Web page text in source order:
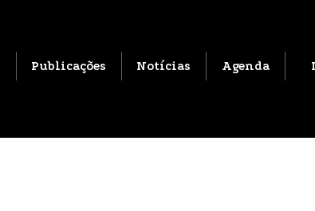
Publicações Notícias Agenda